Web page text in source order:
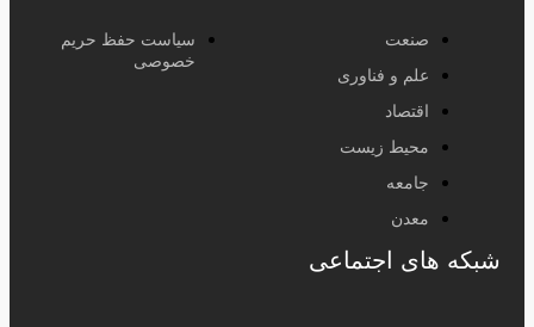
صنعت
علم و فناوری
اقتصاد
محیط زیست
جامعه
معدن
سیاست حفظ حریم
خصوصی
شبکه های اجتماعی